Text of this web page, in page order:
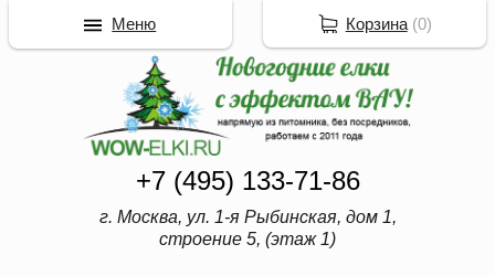
+7 (495) 133-71-86
г. Москва, ул. 1-я Рыбинская, дом 1,
строение 5, (этаж 1)
Корзина(0)
Меню